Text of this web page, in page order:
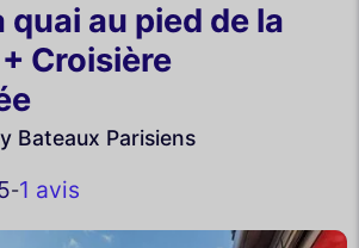
quai au pied de la
Croisière
Bateaux Parisiens
-1 avis